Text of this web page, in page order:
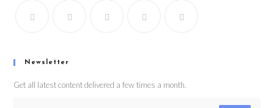
Newsletter
Get all latest content delivered a few times a month.